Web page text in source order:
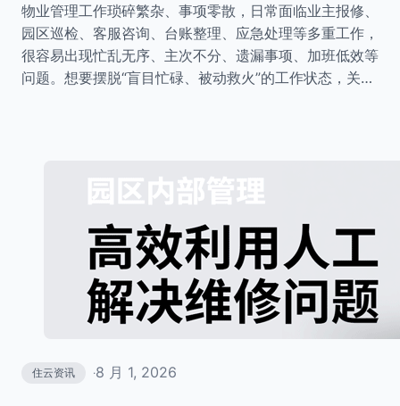
物业管理工作琐碎繁杂、事项零散，日常面临业主报修、
园区巡检、客服咨询、台账整理、应急处理等多重工作，
很容易出现忙乱无序、主次不分、遗漏事项、加班低效等
问题。想要摆脱“盲目忙碌、被动救火”的工作状态，关…
住云资讯 ·8 月 1, 2026